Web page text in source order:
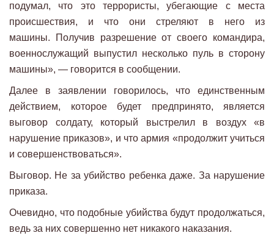
подумал, что это террористы, убегающие с места
происшествия, и что они стреляют в него из
машины. Получив разрешение от своего командира,
военнослужащий выпустил несколько пуль в сторону
машины», — говорится в сообщении.
Далее в заявлении говорилось, что единственным
действием, которое будет предпринято, является
выговор солдату, который выстрелил в воздух «в
нарушение приказов», и что армия «продолжит учиться
и совершенствоваться».
Выговор. Не за убийство ребенка даже. За нарушение
приказа.
Очевидно, что подобные убийства будут продолжаться,
ведь за них совершенно нет никакого наказания.